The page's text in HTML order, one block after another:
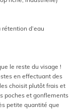
d’eau
le reste du visage !
en effectuant des
choisit plutôt frais et
poches et gonflements
petite quantité que